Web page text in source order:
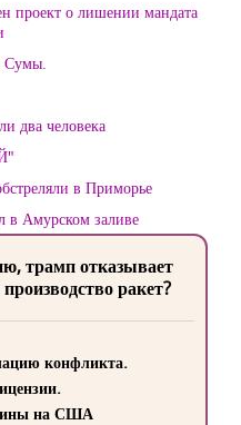
проект о лишении мандата
Сумы.
два человека
в Приморье
в Амурском заливе
трамп отказывает
ракет?
конфликта.
на США